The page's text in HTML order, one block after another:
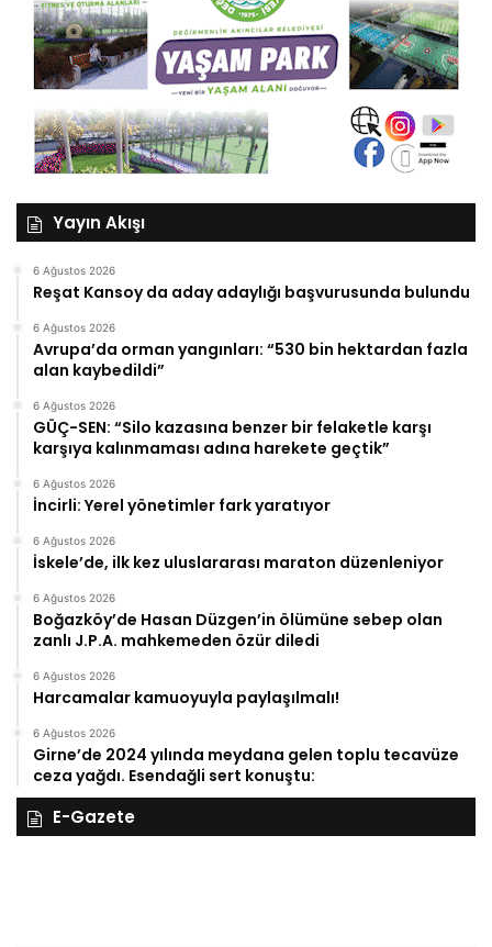
Yayın Akışı
6 Ağustos 2026
Reşat Kansoy da aday adaylığı başvurusunda bulundu
6 Ağustos 2026
Avrupa’da orman yangınları: “530 bin hektardan fazla
alan kaybedildi”
6 Ağustos 2026
GÜÇ-SEN: “Silo kazasına benzer bir felaketle karşı
karşıya kalınmaması adına harekete geçtik”
6 Ağustos 2026
İncirli: Yerel yönetimler fark yaratıyor
6 Ağustos 2026
İskele’de, ilk kez uluslararası maraton düzenleniyor
6 Ağustos 2026
Boğazköy’de Hasan Düzgen’in ölümüne sebep olan
zanlı J.P.A. mahkemeden özür diledi
6 Ağustos 2026
Harcamalar kamuoyuyla paylaşılmalı!
6 Ağustos 2026
Girne’de 2024 yılında meydana gelen toplu tecavüze
ceza yağdı. Esendağli sert konuştu:
E-Gazete